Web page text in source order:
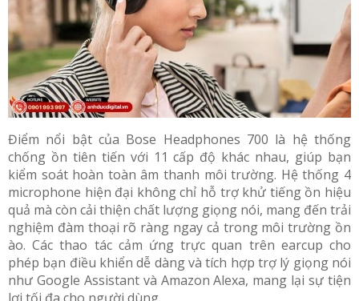
Điểm nổi bật của Bose Headphones 700 là hệ thống
chống ồn tiên tiến với 11 cấp độ khác nhau, giúp bạn
kiểm soát hoàn toàn âm thanh môi trường. Hệ thống 4
microphone hiện đại không chỉ hỗ trợ khử tiếng ồn hiệu
quả mà còn cải thiện chất lượng giọng nói, mang đến trải
nghiệm đàm thoại rõ ràng ngay cả trong môi trường ồn
ào. Các thao tác cảm ứng trực quan trên earcup cho
phép bạn điều khiển dễ dàng và tích hợp trợ lý giọng nói
như Google Assistant và Amazon Alexa, mang lại sự tiện